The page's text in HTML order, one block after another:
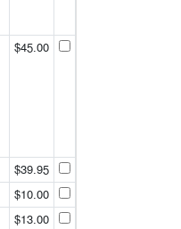
$45.00
$39.95
$10.00
$13.00